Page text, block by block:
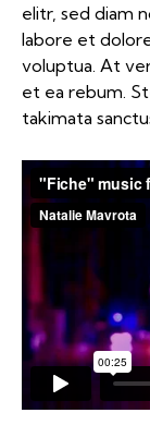
elitr, sed diam
labore et
voluptua. At
et ea rebum.
takimata